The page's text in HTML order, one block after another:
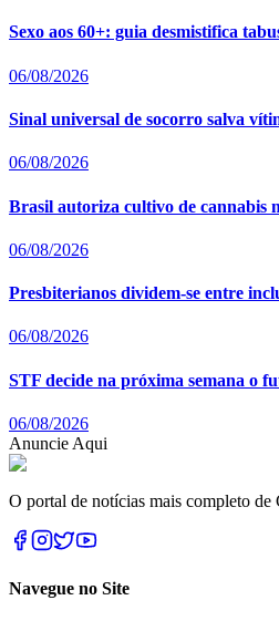
Sexo aos 60+: guia desmistifica
06/08/2026
Sinal universal de socorro salva
06/08/2026
Brasil autoriza cultivo de cannabis
06/08/2026
Presbiterianos dividem-se entre
06/08/2026
STF decide na próxima semana o
06/08/2026
Anuncie Aqui
O portal de notícias mais completo
Navegue no Site